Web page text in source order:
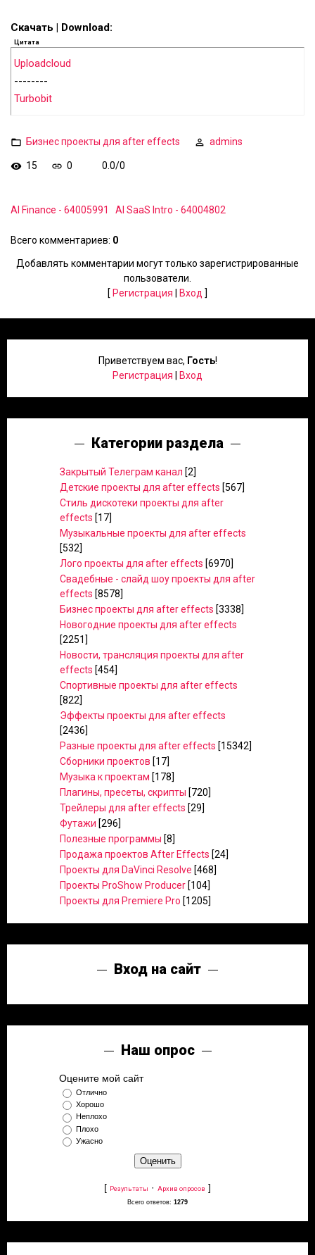
Скачать | Download:
Цитата
Uploadcloud
--------
Turbobit
Бизнес проекты для after effects admins
15 0 0.0/0
AI Finance - 64005991 AI SaaS Intro - 64004802
Всего комментариев: 0
Добавлять комментарии могут только зарегистрированные
пользователи.
[ Регистрация Вход ]
Приветствуем вас, Гость!
Регистрация
Вход
Категории раздела
Закрытый Телеграм канал [2]
Детские проекты для after effects [567]
Стиль дискотеки проекты для after
effects [17]
Музыкальные проекты для after effects
[532]
Лого проекты для after effects [6970]
Свадебные - слайд шоу проекты для after
effects [8578]
Бизнес проекты для after effects [3338]
Новогодние проекты для after effects
[2251]
Новости, трансляция проекты для after
effects [454]
Спортивные проекты для after effects
[822]
Эффекты проекты для after effects
[2436]
Разные проекты для after effects [15342]
Сборники проектов [17]
Музыка к проектам [178]
Плагины, пресеты, скрипты [720]
Трейлеры для after effects [29]
Футажи [296]
Полезные программы [8]
Продажа проектов After Effects [24]
Проекты для DaVinci Resolve [468]
Проекты ProShow Producer [104]
Проекты для Premiere Pro [1205]
Вход на сайт
Наш опрос
Оцените мой сайт
Отлично
Хорошо
Неплохо
Плохо
Ужасно
[ Результаты · Архив опросов ]
Всего ответов: 1279